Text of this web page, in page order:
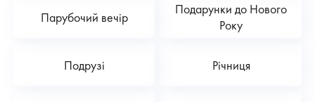
Парубочий вечір
Подарунки до Нового
Року
Подрузі Річниця